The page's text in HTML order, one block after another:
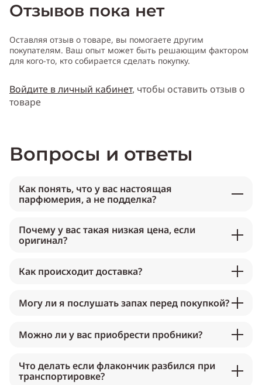
Отзывов пока нет
Оставляя отзыв о товаре, вы помогаете другим
покупателям. Ваш опыт может быть решающим фактором
для кого-то, кто собирается сделать покупку.
Войдите в личный кабинет, чтобы оставить отзыв о
товаре
Вопросы и ответы
Как понять, что у вас настоящая
парфюмерия, а не подделка?
Почему у вас такая низкая цена, если
оригинал?
Как происходит доставка?
Могу ли я послушать запах перед покупкой?
Можно ли у вас приобрести пробники?
Что делать если флакончик разбился при
транспортировке?